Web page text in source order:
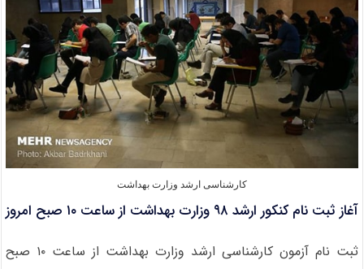
کنکور
ارشد
پزشکی
۹۸
کارشناسی ارشد وزارت بهداشت
آغاز ثبت نام کنکور ارشد ۹۸ وزارت بهداشت از ساعت ۱۰ صبح امروز
ثبت نام آزمون کارشناسی ارشد وزارت بهداشت از ساعت ۱۰ صبح